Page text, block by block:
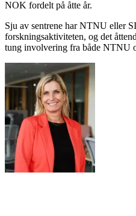
NOK fordelt på åtte år.
Sju av sentrene har NTNU eller
forskningsaktiviteten, og det
tung involvering fra både NTNU